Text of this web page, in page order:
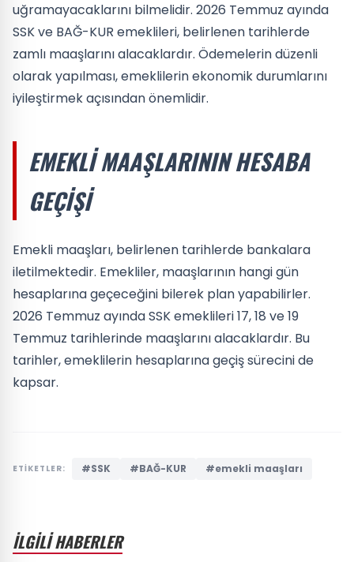
uğramayacaklarını bilmelidir. 2026 Temmuz ayında
SSK ve BAĞ-KUR emeklileri, belirlenen tarihlerde
zamlı maaşlarını alacaklardır. Ödemelerin düzenli
olarak yapılması, emeklilerin ekonomik durumlarını
iyileştirmek açısından önemlidir.
EMEKLI MAAŞLARININ HESABA
GEÇIŞI
Emekli maaşları, belirlenen tarihlerde bankalara
iletilmektedir. Emekliler, maaşlarının hangi gün
hesaplarına geçeceğini bilerek plan yapabilirler.
2026 Temmuz ayında SSK emeklileri 17, 18 ve 19
Temmuz tarihlerinde maaşlarını alacaklardır. Bu
tarihler, emeklilerin hesaplarına geçiş sürecini de
kapsar.
ETİKETLER: #SSK #BAĞ-KUR #emekli maaşları
İLGİLİ HABERLER